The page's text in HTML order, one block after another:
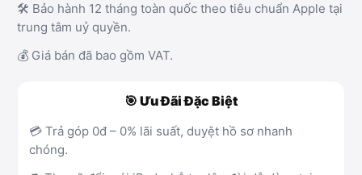
🛠️ Bảo hành 12 tháng toàn quốc theo tiêu chuẩn Apple tại
trung tâm uỷ quyền.
💰 Giá bán đã bao gồm VAT.
🎯 Ưu Đãi Đặc Biệt
💳 Trả góp 0đ – 0% lãi suất, duyệt hồ sơ nhanh
chóng.